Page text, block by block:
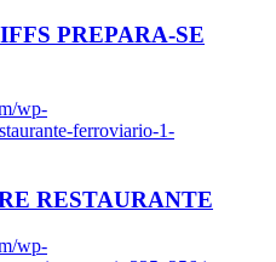
PREPARA-SE
wp-
ferroviario-1-
RESTAURANTE
wp-